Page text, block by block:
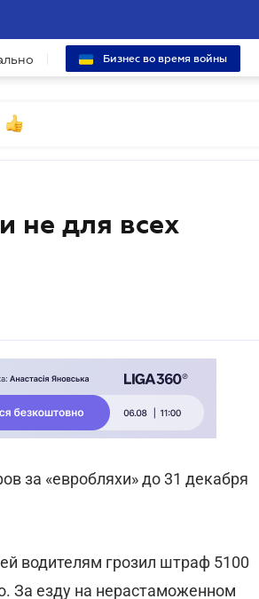
Бизнес во время войны
не для всех
за «евробляхи» до 31 декабря
водителям грозил штраф 5100
За езду на нерастаможенном